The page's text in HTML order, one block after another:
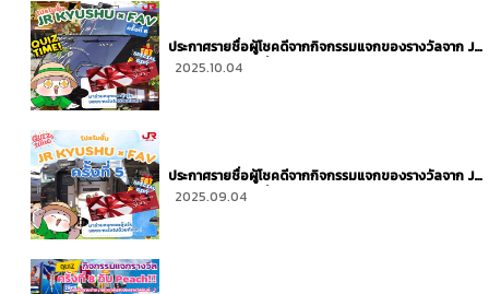
ประกาศรายชื่อผู้โชคดีจากกิจกรรมแจกของรางวัลจาก JR
Kyushu × FAV ครั้งที่ 6
2025.10.04
ประกาศรายชื่อผู้โชคดีจากกิจกรรมแจกของรางวัลจาก JR
Kyushu × FAV ครั้งที่ 5
2025.09.04